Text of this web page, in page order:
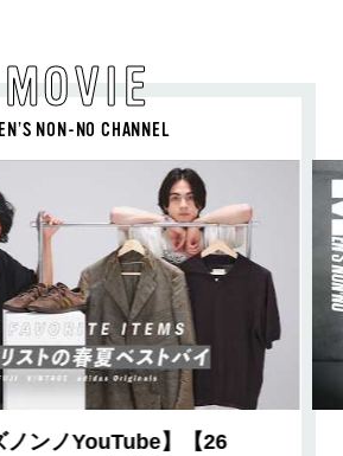
MOVIE
NON-NO CHANNEL
ノンノYouTube】【26